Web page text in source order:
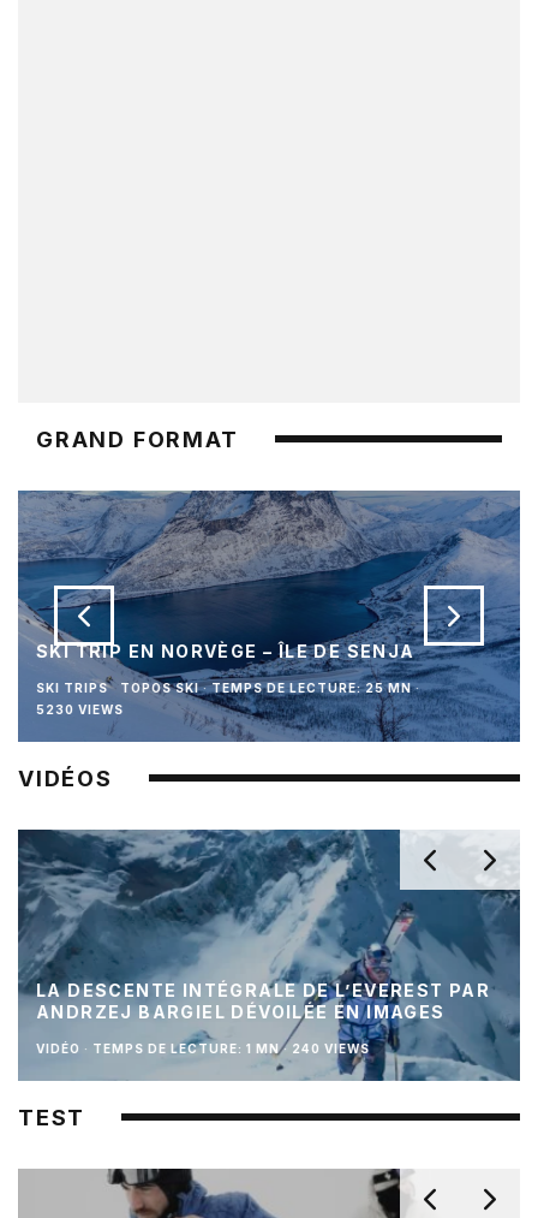
GRAND FORMAT
SKI TRIP EN NORVÈGE – ÎLE DE SENJA
SKI TRIPS TOPOS SKI · TEMPS DE LECTURE: 25 MN ·
5230 VIEWS
VIDÉOS
LA DESCENTE INTÉGRALE DE L’EVEREST PAR
ANDRZEJ BARGIEL DÉVOILÉE EN IMAGES
VIDÉO · TEMPS DE LECTURE: 1 MN · 240 VIEWS
TEST